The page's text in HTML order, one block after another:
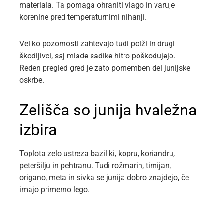
materiala. Ta pomaga ohraniti vlago in varuje
korenine pred temperaturnimi nihanji.
Veliko pozornosti zahtevajo tudi polži in drugi
škodljivci, saj mlade sadike hitro poškodujejo.
Reden pregled gred je zato pomemben del junijske
oskrbe.
Zelišča so junija hvaležna
izbira
Toplota zelo ustreza baziliki, kopru, koriandru,
peteršilju in pehtranu. Tudi rožmarin, timijan,
origano, meta in sivka se junija dobro znajdejo, če
imajo primerno lego.